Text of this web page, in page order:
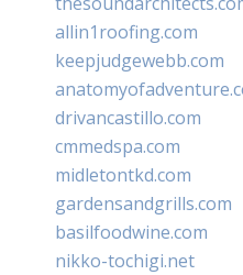
allin1roofing.com
keepjudgewebb.com
drivancastillo.com
cmmedspa.com
midletontkd.com
gardensandgrills.com
basilfoodwine.com
nikko-tochigi.net